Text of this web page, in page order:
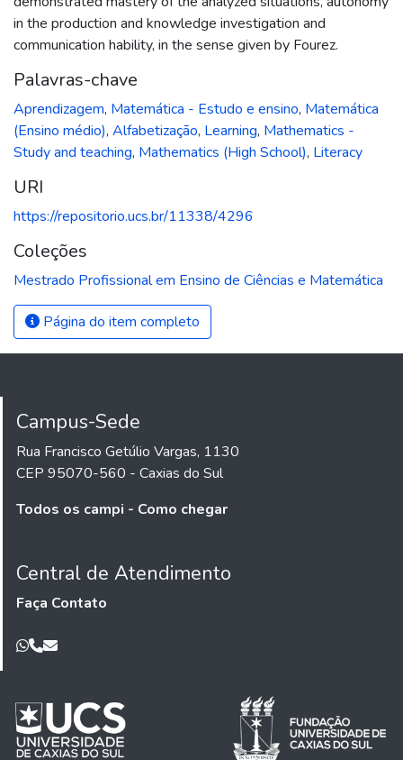
in the production and knowledge investigation and
communication hability, in the sense given by Fourez.
Palavras-chave
Aprendizagem, Matemática - Estudo e ensino, Matemática
(Ensino médio), Alfabetização, Learning, Mathematics -
Study and teaching, Mathematics (High School), Literacy
URI
https://repositorio.ucs.br/11338/4296
Coleções
Mestrado Profissional em Ensino de Ciências e Matemática
Página do item completo
Campus-Sede
Rua Francisco Getúlio Vargas, 1130
CEP 95070-560 - Caxias do Sul
Todos os campi - Como chegar
Central de Atendimento
Faça Contato